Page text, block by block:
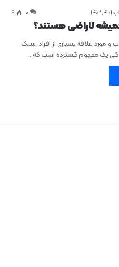
۴, ۱۴۰۲ 0 ۹
ناراضی هستند؟
مورد علاقه بسیاری از افراد، سبک
یک مفهوم گسترده است که…